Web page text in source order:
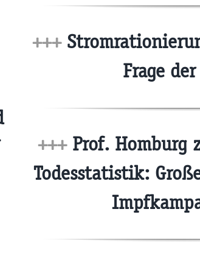
+++
Frage
+++Prof. Homburg
Todesstatistik: